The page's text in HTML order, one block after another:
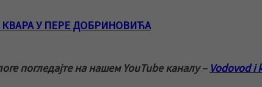
КВАРА У ПЕРЕ ДОБРИНОВИЋА
погледајте на нашем YouTube каналу – Vodovod i